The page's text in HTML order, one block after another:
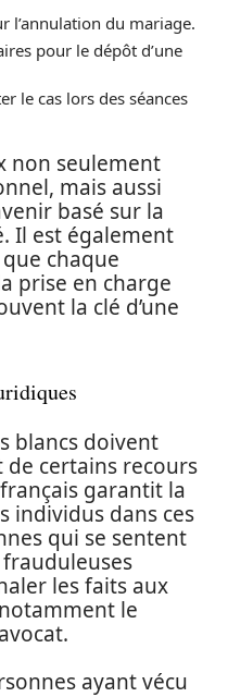
l’annulation du mariage.
pour le dépôt d’une
le cas lors des séances
non seulement
mais aussi
basé sur la
Il est également
chaque
prise en charge
la clé d’une
blancs doivent
de certains recours
garantit la
individus dans ces
qui se sentent
les faits aux
le
ayant vécu